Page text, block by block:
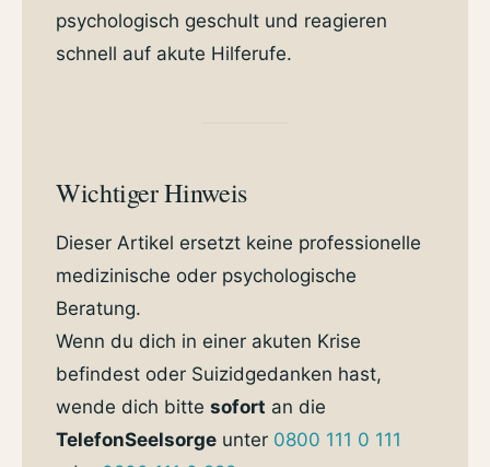
psychologisch geschult und reagieren
schnell auf akute Hilferufe.
Wichtiger Hinweis
Dieser Artikel ersetzt keine professionelle
medizinische oder psychologische
Beratung.
Wenn du dich in einer akuten Krise
befindest oder Suizidgedanken hast,
wende dich bitte sofort an die
TelefonSeelsorge unter 0800 111 0 111